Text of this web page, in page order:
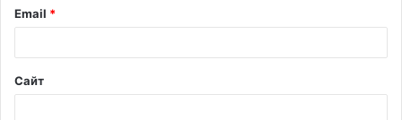
Email *
Сайт